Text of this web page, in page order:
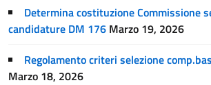
Determina costituzione Commissione
candidature DM 176 Marzo 19, 2026
Regolamento criteri selezione
Marzo 18, 2026